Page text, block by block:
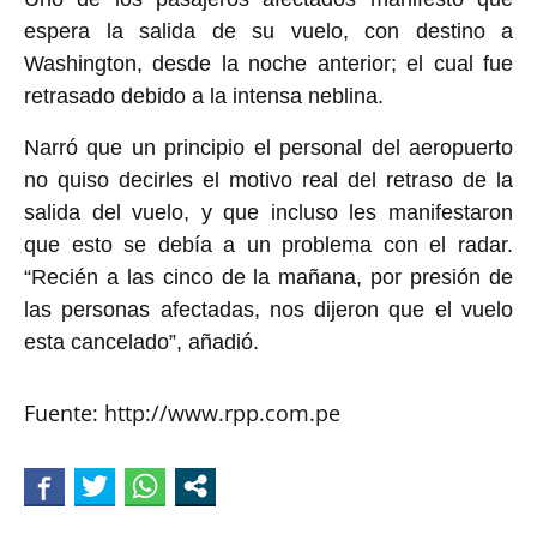
espera la salida de su vuelo, con destino a
Washington, desde la noche anterior; el cual fue
retrasado debido a la intensa neblina.
Narró que un principio el personal del aeropuerto
no quiso decirles el motivo real del retraso de la
salida del vuelo, y que incluso les manifestaron
que esto se debía a un problema con el radar.
“Recién a las cinco de la mañana, por presión de
las personas afectadas, nos dijeron que el vuelo
esta cancelado”, añadió.
Fuente: http://www.rpp.com.pe